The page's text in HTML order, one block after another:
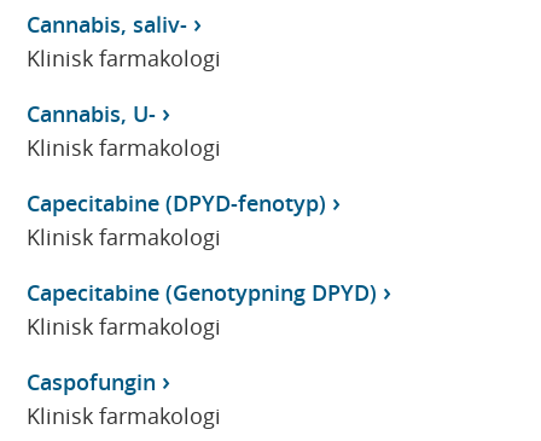
Cannabis, saliv-
Klinisk farmakologi
Cannabis, U-
Klinisk farmakologi
Capecitabine (DPYD-fenotyp)
Klinisk farmakologi
Capecitabine (Genotypning DPYD)
Klinisk farmakologi
Caspofungin
Klinisk farmakologi